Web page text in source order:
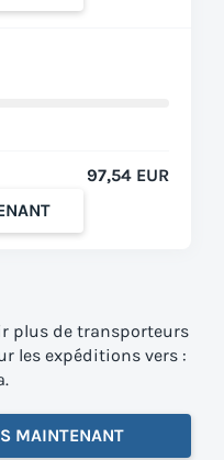
97,54 EUR
plus de transporteurs
les expéditions vers :
MAINTENANT